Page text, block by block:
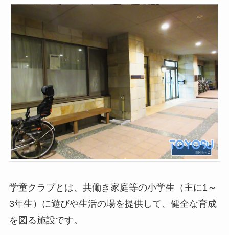
学童クラブとは、共働き家庭等の小学生（主に1～
3年生）に遊びや生活の場を提供して、健全な育成
を図る施設です。